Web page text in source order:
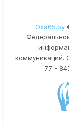
Оха65.ру
коммуникаций.
77 -